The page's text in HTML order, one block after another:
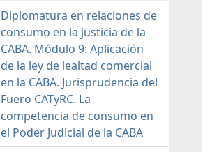
Diplomatura en relaciones de
consumo en la justicia de la
CABA. Módulo 9: Aplicación
de la ley de lealtad comercial
en la CABA. Jurisprudencia del
Fuero CATyRC. La
competencia de consumo en
el Poder Judicial de la CABA